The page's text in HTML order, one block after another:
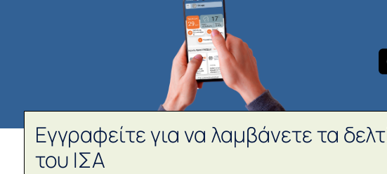
Εγγραφείτε για να λαμβάνετε τα
του ΙΣΑ